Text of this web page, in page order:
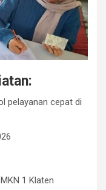
pelayanan cepat di
1 Klaten